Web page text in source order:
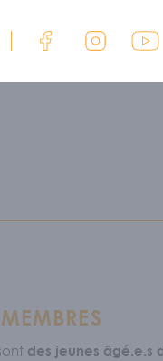
Lien Facebook du CJFCB
Lien Instagram du
Lien
des jeunes âgé.e.s